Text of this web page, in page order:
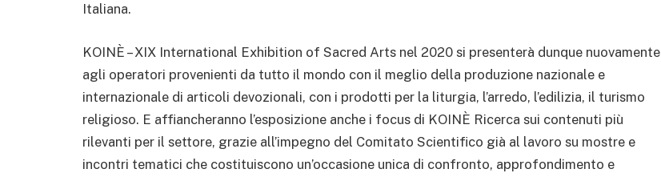
Italiana.
KOINÈ – XIX International Exhibition of Sacred Arts nel 2020 si presenterà dunque nuovamente
agli operatori provenienti da tutto il mondo con il meglio della produzione nazionale e
internazionale di articoli devozionali, con i prodotti per la liturgia, l’arredo, l’edilizia, il turismo
religioso. E affiancheranno l’esposizione anche i focus di KOINÈ Ricerca sui contenuti più
rilevanti per il settore, grazie all’impegno del Comitato Scientifico già al lavoro su mostre e
incontri tematici che costituiscono un’occasione unica di confronto, approfondimento e